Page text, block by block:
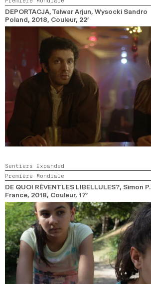
RECHERCHE
DEPORTACJA, Talwar Arjun, Wysocki Sandro
Poland, 2018, Couleur, 22’
Sentiers Expanded
Première Mondiale
DE QUOI RÊVENT LES LIBELLULES?, Simon
France, 2018, Couleur, 17’